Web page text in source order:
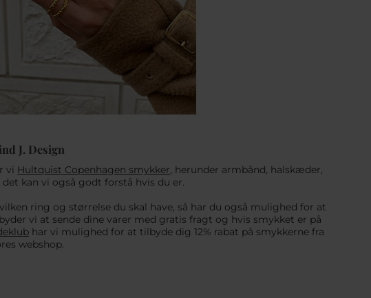
J. Design
vi Hultquist Copenhagen smykker, herunder armbånd, halskæder,
kan vi også godt forstå hvis du er.
ring og størrelse du skal have, så har du også mulighed for at
vi at sende dine varer med gratis fragt og hvis smykket er på
har vi mulighed for at tilbyde dig 12% rabat på smykkerne fra
webshop.